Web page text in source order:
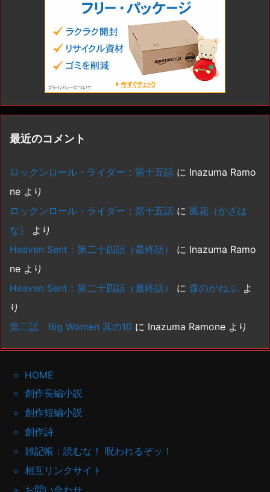
最近のコメント
ロックンロール・ライダー：第十五話 に Inazuma Ramo
ne より
ロックンロール・ライダー：第十五話 に 風花（かざは
な）
より
Heaven Sent：第二十四話（最終話）
に Inazuma Ramo
ne より
Heaven Sent：第二十四話（最終話）
に 森のがねぶ. よ
り
第二話 Big Women 其の10 に Inazuma Ramone より
HOME
創作長編小説
創作短編小説
創作詩
雑記帳：読むな！ 呪われるぞッ！
相互リンクサイト
お問い合わせ